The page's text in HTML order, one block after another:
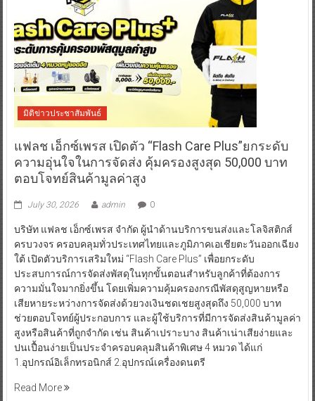
มิติข่าวประชาสัมพันธ์
แฟลช เอ็กซ์เพรส เปิดตัว “Flash Care Plus”ยกระดับ
ความอุ่นใจในการจัดส่ง คุ้มครองสูงสุด 50,000 บาท
ตอบโจทย์สินค้ามูลค่าสูง
July 30, 2026 admin 0
บริษัท แฟลช เอ็กซ์เพรส จำกัด ผู้นำด้านบริการขนส่งและโลจิสติกส์
ครบวงจร ครอบคลุมทั่วประเทศไทยและภูมิภาคเอเชียตะวันออกเฉียง
ใต้ เปิดตัวบริการเสริมใหม่ “Flash Care Plus” เพื่อยกระดับ
ประสบการณ์การจัดส่งพัสดุในทุกขั้นตอนสำหรับลูกค้าที่ต้องการ
ความมั่นใจมากยิ่งขึ้น โดยเพิ่มความคุ้มครองกรณีพัสดุสูญหายหรือ
เสียหายระหว่างการจัดส่งด้วยวงเงินชดเชยสูงสุดถึง 50,000 บาท
ช่วยตอบโจทย์ผู้ประกอบการ และผู้ใช้บริการที่มีการจัดส่งสินค้ามูลค่า
สูงหรือสินค้าที่ถูกจำกัด เช่น สินค้าเปราะบาง สินค้าเน่าเสียง่ายและ
ปนเปื้อนง่ายเป็นประจำครอบคลุมสินค้าพิเศษ 4 หมวด ได้แก่
1.อุปกรณ์อิเล็กทรอนิกส์ 2.อุปกรณ์เครื่องดนตรี
Read More